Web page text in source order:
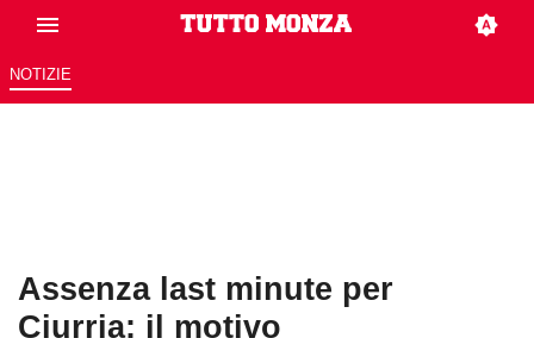
NOTIZIE
Assenza last minute per
Ciurria: il motivo